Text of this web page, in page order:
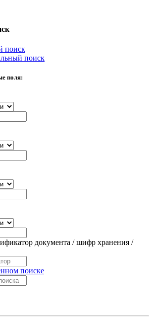
поиск
поиск
поля:
документа / шифр хранения /
поиске